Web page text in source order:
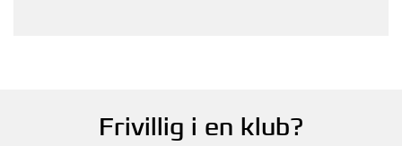
Frivillig i en klub?